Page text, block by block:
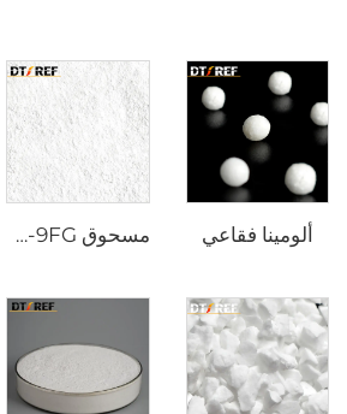
ألومينا فقاعي مسحوق AW-9FG أكسيد الألمنيوم α المُشبع حراريًا